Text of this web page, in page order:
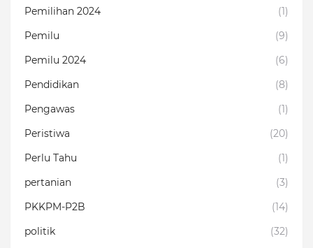
Pemilihan 2024
(1)
Pemilu
(9)
Pemilu 2024
(6)
Pendidikan
(8)
Pengawas
(1)
Peristiwa
(20)
Perlu Tahu
(1)
pertanian
(3)
PKKPM-P2B
(14)
politik
(32)